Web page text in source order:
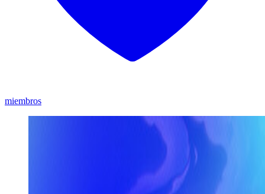
miembros